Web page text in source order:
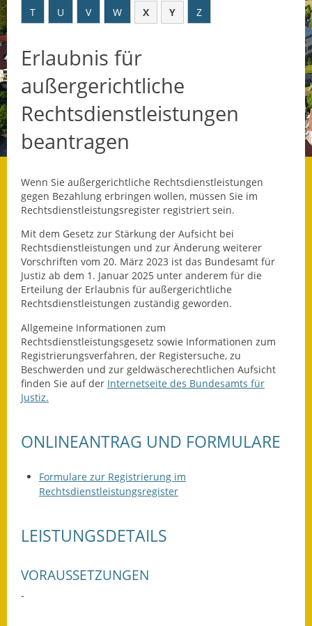
Datenschutz
Geschichte und
Was die Alten noch
wussten!
Informationsbroschüre
Lärmaktionsplan
Leichte Sprache
Infos in Leichter Sprache
Mitteilungsblatt
Notfallplanung
Schadensmeldung
Straßenbau
T
U V W X Y Z
Erlaubnis für
außergerichtliche
Rechtsdienstleistungen
beantragen
Wenn Sie außergerichtliche Rechtsdienstleistungen
gegen Bezahlung erbringen wollen, müssen Sie im
Rechtsdienstleistungsregister registriert sein.
Mit dem Gesetz zur Stärkung der Aufsicht bei
Rechtsdienstleistungen und zur Änderung weiterer
Vorschriften vom 20. März 2023 ist das Bundesamt für
Justiz ab dem 1. Januar 2025 unter anderem für die
Erteilung der Erlaubnis für außergerichtliche
Rechtsdienstleistungen zuständig geworden.
Allgemeine Informationen zum
Rechtsdienstleistungsgesetz sowie Informationen zum
Registrierungsverfahren, der Registersuche, zu
Beschwerden und zur geldwäscherechtlichen Aufsicht
finden Sie auf der Internetseite des Bundesamts für
Justiz.
ONLINEANTRAG UND FORMULARE
Formulare zur Registrierung im
Rechtsdienstleistungsregister
LEISTUNGSDETAILS
VORAUSSETZUNGEN
-